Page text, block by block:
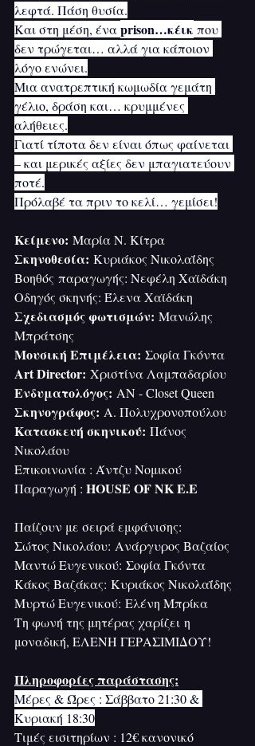
λεφτά. Πάση θυσία.
Και στη μέση, ένα prison…κέικ που
δεν τρώγεται… αλλά για κάποιον
λόγο ενώνει.
Μια ανατρεπτική κωμωδία γεμάτη
γέλιο, δράση και… κρυμμένες
αλήθειες.
Γιατί τίποτα δεν είναι όπως φαίνεται
– και μερικές αξίες δεν μπαγιατεύουν
ποτέ.
Πρόλαβέ τα πριν το κελί… γεμίσει!
Κείμενο: Μαρία Ν. Κίτρα
Σκηνοθεσία: Κυριάκος Νικολαΐδης
Βοηθός παραγωγής: Νεφέλη Χαϊδάκη
Οδηγός σκηνής: Έλενα Χαϊδάκη
Σχεδιασμός φωτισμών: Μανώλης
Μπράτσης
Μουσική Επιμέλεια: Σοφία Γκόντα
Art Director: Χριστίνα Λαμπαδαρίου
Eνδυματολόγος: ΑΝ - Closet Queen
Σκηνογράφος: Α. Πολυχρονοπούλου
Κατασκευή σκηνικού: Πάνος
Νικολάου
Επικοινωνία : Άντζυ Νομικού
Παραγωγή : HOUSE OF NK Ε.Ε
Παίζουν με σειρά εμφάνισης:
Σώτος Νικολάου: Ανάργυρος Βαζαίος
Μαντώ Ευγενικού: Σοφία Γκόντα
Κάκος Βαζάκας: Κυριάκος Νικολαΐδης
Μυρτώ Ευγενικού: Ελένη Μπρίκα
Τη φωνή της μητέρας χαρίζει η
μοναδική, ΕΛΕΝΗ ΓΕΡΑΣΙΜΙΔΟΥ!
Πληροφορίες παράστασης:
Μέρες & Ώρες : Σάββατο 21:30 &
Κυριακή 18:30
Τιμές εισιτηρίων : 12€ κανονικό